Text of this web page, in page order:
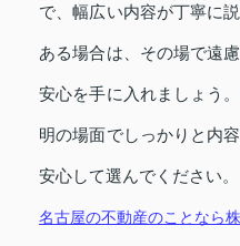
で、幅広い内容が丁寧に
ある場合は、その場で遠
安心を手に入れましょう
明の場面でしっかりと内
安心して選んでください。
名古屋の不動産のことなら